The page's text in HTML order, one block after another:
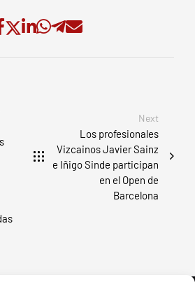
Next
Los profesionales
Vizcainos Javier Sainz
e Iñigo Sinde participan
en el Open de
Barcelona